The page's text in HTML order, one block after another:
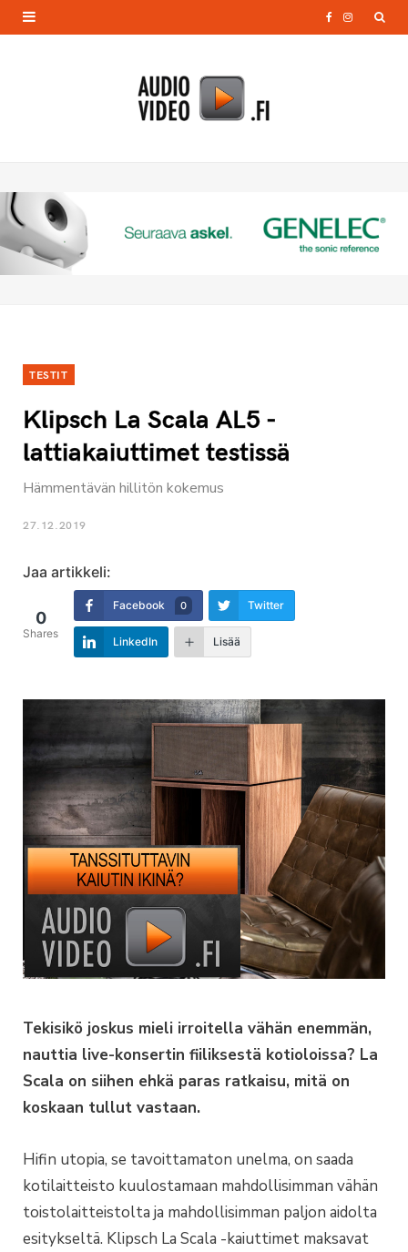
o
I
r
TESTIT
Klipsch La Scala AL5 -
lattiakaiuttimet testissä
Hämmentävän hillitön kokemus
27.12.2019
Jaa artikkeli:
0
Shares
Facebook 0 Twitter
LinkedIn Lisää
Tekisikö joskus mieli irroitella vähän enemmän,
nauttia live-konsertin fiiliksestä kotioloissa? La
Scala on siihen ehkä paras ratkaisu, mitä on
koskaan tullut vastaan.
Hifin utopia, se tavoittamaton unelma, on saada
kotilaitteisto kuulostamaan mahdollisimman vähän
toistolaitteistolta ja mahdollisimman paljon aidolta
esitykseltä. Klipsch La Scala -kaiuttimet maksavat